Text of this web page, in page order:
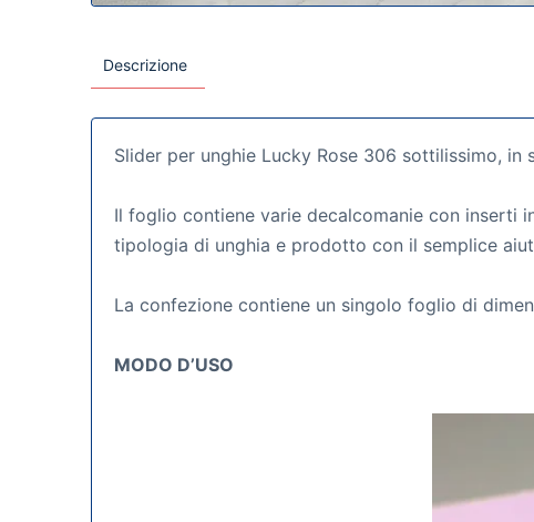
Descrizione
Slider per unghie Lucky Rose 306 sottilissimo, in
Il foglio contiene varie decalcomanie con inserti
tipologia di unghia e prodotto con il semplice
La confezione contiene un singolo foglio di
MODO D’USO